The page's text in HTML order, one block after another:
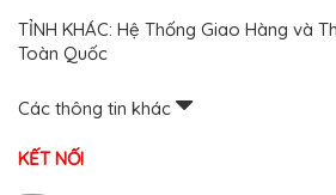
TỈNH KHÁC: Hệ Thống Giao Hàng và
Toàn Quốc
Các thông tin khác
KẾT NỐI